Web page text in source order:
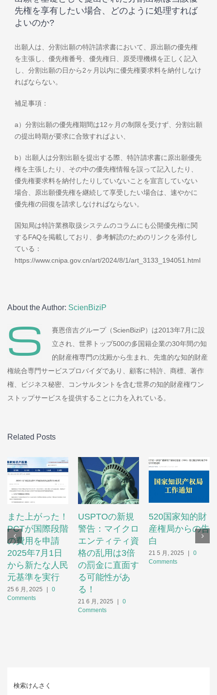
先権を享有したい場合、どのように処理すれば
よいのか?
出願人は、分割出願の特許請求書において、原出願の優先権
を主張し、優先権番号、優先権日、原受理機構を正しく記入
し、分割出願の日から2ヶ月以内に優先権要求料を納付しなけ
ればならない。
補足事項：
a）分割出願の優先権期間は12ヶ月の制限を受けず、分割出願
の提出時期が要求に合致すればよい、
b）出願人は分割出願を提出する際、特許請求書に原出願優先
権を主張したり、その中の優先権情報を誤って記入したり、
優先権要求料を納付したりしていないことを宣言していない
場合、原出願優先権を継続して享受したい場合は、速やかに
優先権の回復を請求しなければならない。
国知局は特許業務取扱システムのコラムにも公開優先権に関
するFAQを掲載しており、参考解読のためのリンクを添付し
ている：
https://www.cnipa.gov.cn/art/2024/8/1/art_3133_194051.html
About the Author: ScienBiziP
賽恩倍吉グループ（ScienBiziP）は2013年7月に設
立され、世界トップ500の多国籍企業の30年間の知
的財産権専門の沈殿から生まれ、先進的な知的財産
権統合専門サービスプロバイダであり、顧客に特許、商標、著作
権、ビジネス秘密、コンサルタントを含む世界の知的財産権ワン
ストップサービスを提供することに力を入れている。
Related Posts
また上がった！
PCTが国際段階
の費用を申請
2025年7月1日
から新たな人民
元基準を実行
25 6 月, 2025
0
Comments
USPTOの新規
警告：マイクロ
エンティティ資
格の乱用は3倍
の罰金に直面す
る可能性があ
る！
21 6 月, 2025
0
Comments
520国家知的財
産権局からの告
白
21 5 月, 2025
0
Comments
検索けんさく